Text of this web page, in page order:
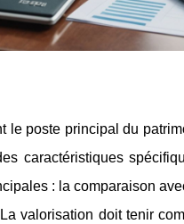
le poste principal du
caractéristiques
: la comparaison
valorisation doit tenir